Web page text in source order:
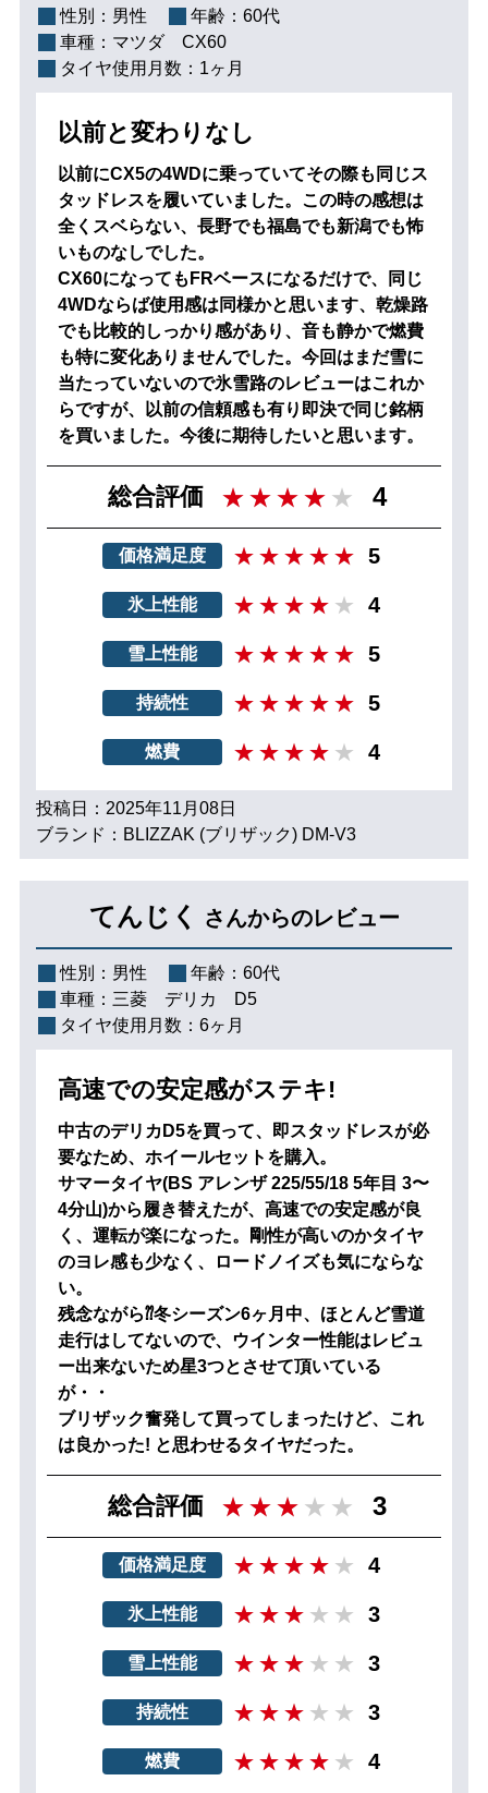
性別： 男性 年齢： 60代
車種： マツダ CX60
タイヤ使用月数： 1ヶ月
以前と変わりなし
以前にCX5の4WDに乗っていてその際も同じス
タッドレスを履いていました。この時の感想は
全くスベらない、長野でも福島でも新潟でも怖
いものなしでした。
CX60になってもFRベースになるだけで、同じ
4WDならば使用感は同様かと思います、乾燥路
でも比較的しっかり感があり、音も静かで燃費
も特に変化ありませんでした。今回はまだ雪に
当たっていないので氷雪路のレビューはこれか
らですが、以前の信頼感も有り即決で同じ銘柄
を買いました。今後に期待したいと思います。
総合評価 4
価格満足度 5
氷上性能 4
雪上性能 5
持続性 5
燃費 4
投稿日：2025年11月08日
ブランド：BLIZZAK (ブリザック) DM-V3
てんじく さんからのレビュー
性別： 男性 年齢： 60代
車種： 三菱 デリカ D5
タイヤ使用月数： 6ヶ月
高速での安定感がステキ!
中古のデリカD5を買って、即スタッドレスが必
要なため、ホイールセットを購入。
サマータイヤ(BS アレンザ 225/55/18 5年目 3〜
4分山)から履き替えたが、高速での安定感が良
く、運転が楽になった。剛性が高いのかタイヤ
のヨレ感も少なく、ロードノイズも気にならな
い。
残念ながら⁇冬シーズン6ヶ月中、ほとんど雪道
走行はしてないので、ウインター性能はレビュ
ー出来ないため星3つとさせて頂いている
が・・
ブリザック奮発して買ってしまったけど、これ
は良かった! と思わせるタイヤだった。
総合評価 3
価格満足度 4
氷上性能 3
雪上性能 3
持続性 3
燃費 4